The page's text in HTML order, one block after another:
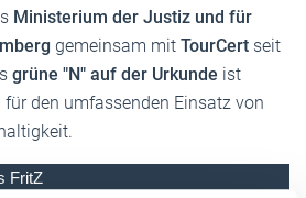
Ministerium der Justiz und für
gemeinsam mit TourCert seit
grüne "N" auf der Urkunde ist
den umfassenden Einsatz von
FritZ